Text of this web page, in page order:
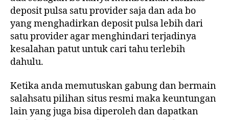
deposit pulsa satu provider saja dan ada bo
yang menghadirkan deposit pulsa lebih dari
satu provider agar menghindari terjadinya
kesalahan patut untuk cari tahu terlebih
dahulu.
Ketika anda memutuskan gabung dan bermain
salahsatu pilihan situs resmi maka keuntungan
lain yang juga bisa diperoleh dan dapatkan